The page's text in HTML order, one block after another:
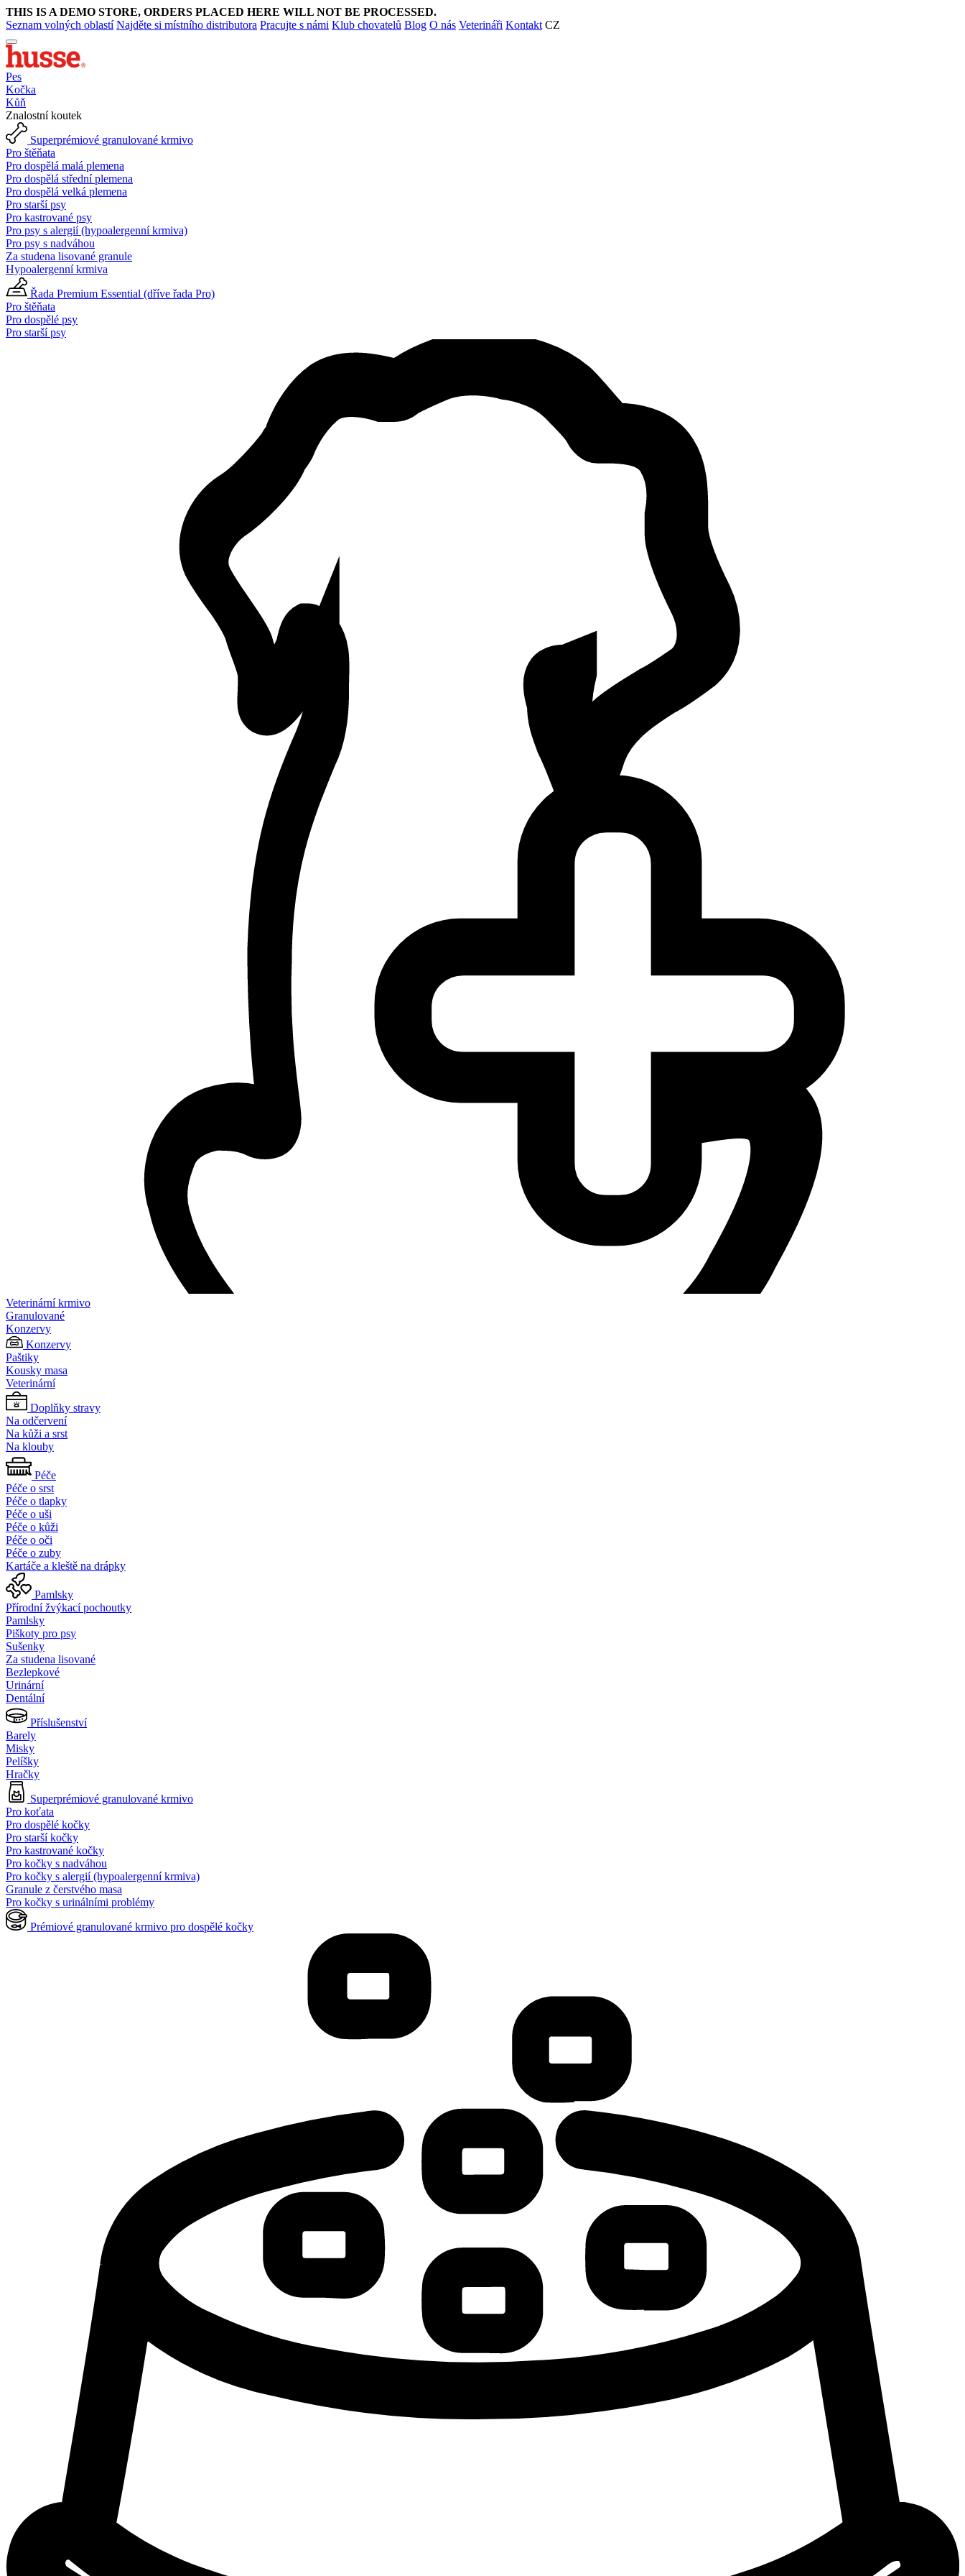
THIS IS A DEMO STORE, ORDERS PLACED HERE WILL NOT BE PROCESSED.
Seznam volných oblastí Najděte si místního distributora Pracujte s námi Klub chovatelů Blog O nás Veterináři Kontakt CZ
Pes
Kočka
Kůň
Znalostní koutek
Superprémiové granulované krmivo
Pro štěňata
Pro dospělá malá plemena
Pro dospělá střední plemena
Pro dospělá velká plemena
Pro starší psy
Pro kastrované psy
Pro psy s alergií (hypoalergenní krmiva)
Pro psy s nadváhou
Za studena lisované granule
Hypoalergenní krmiva
Řada Premium Essential (dříve řada Pro)
Pro štěňata
Pro dospělé psy
Pro starší psy
Veterinární krmivo
Granulované
Konzervy
Konzervy
Paštiky
Kousky masa
Veterinární
Doplňky stravy
Na odčervení
Na kůži a srst
Na klouby
Péče
Péče o srst
Péče o tlapky
Péče o uši
Péče o kůži
Péče o oči
Péče o zuby
Kartáče a kleště na drápky
Pamlsky
Přírodní žvýkací pochoutky
Pamlsky
Piškoty pro psy
Sušenky
Za studena lisované
Bezlepkové
Urinární
Dentální
Příslušenství
Barely
Misky
Pelíšky
Hračky
Superprémiové granulované krmivo
Pro koťata
Pro dospělé kočky
Pro starší kočky
Pro kastrované kočky
Pro kočky s nadváhou
Pro kočky s alergií (hypoalergenní krmiva)
Granule z čerstvého masa
Pro kočky s urinálními problémy
Prémiové granulované krmivo pro dospělé kočky